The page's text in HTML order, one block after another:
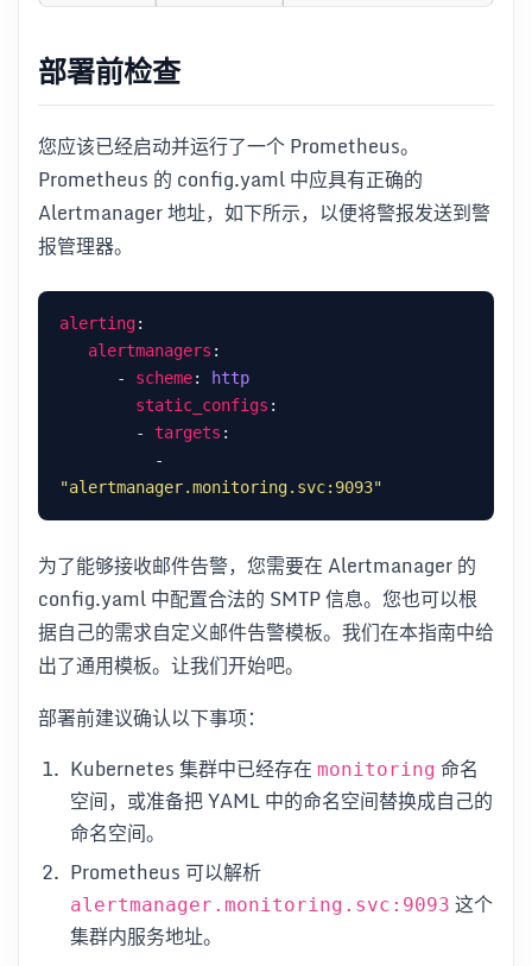
部署前检查
您应该已经启动并运行了一个 Prometheus。
Prometheus 的 config.yaml 中应具有正确的
Alertmanager 地址，如下所示，以便将警报发送到警
报管理器。
alerting
alertmanagers
      -
scheme:
http
static_configs
        -
targets
"alertmanager.monitoring.svc:9093"
为了能够接收邮件告警，您需要在 Alertmanager 的
config.yaml 中配置合法的 SMTP 信息。您也可以根
据自己的需求自定义邮件告警模板。我们在本指南中给
出了通用模板。让我们开始吧。
部署前建议确认以下事项：
Kubernetes 集群中已经存在 monitoring 命名
空间，或准备把 YAML 中的命名空间替换成自己的
命名空间。
Prometheus 可以解析
alertmanager.monitoring.svc:9093 这个
集群内服务地址。